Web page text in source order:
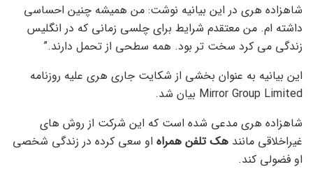
شاهزاده هری در این بیانیه نوشت: من همیشه چنین احساسی
داشته ام. من معتقدم شرایط برای چلسی زمانی که در انگلیس
زندگی می کرد سخت تر بود. همه سطحی از تحمل دارند.”
این بیانیه به عنوان بخشی از شکایت جاری هری علیه روزنامه
Mirror Group Limited بیان شد.
شاهزاده هری مدعی شده است که این شرکت از روش های
غیراخلاقی مانند هک تلفن همراه او سعی کرده در زندگی شخصی
او فضولی کند.